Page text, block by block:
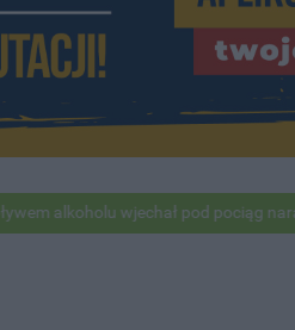
alkoholu wjechał pod pociąg